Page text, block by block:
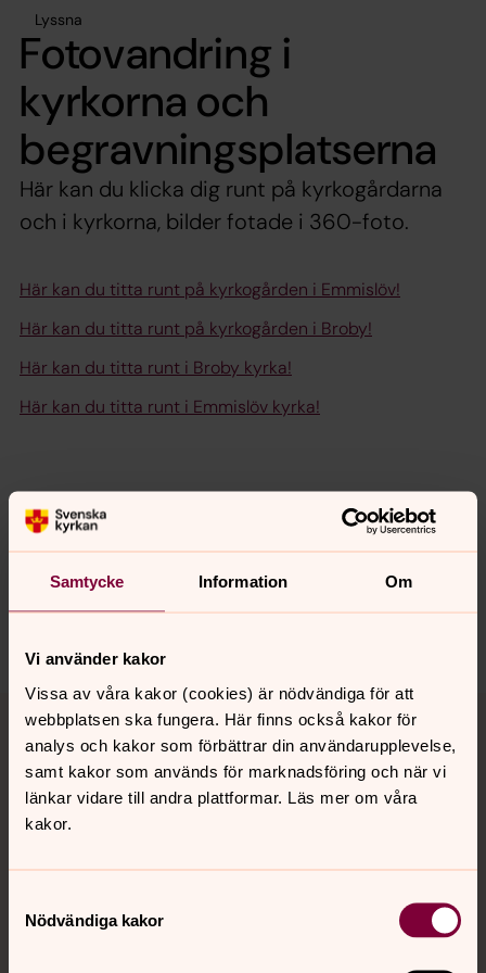
Samtycke Information Om
Vi använder kakor
Vissa av våra kakor (cookies) är nödvändiga för att
webbplatsen ska fungera. Här finns också kakor för
analys och kakor som förbättrar din användarupplevelse,
samt kakor som används för marknadsföring och när vi
länkar vidare till andra plattformar. Läs mer om våra
kakor.
Nödvändiga kakor
Lyssna
Fotovandring i
kyrkorna och
begravningsplatserna
Här kan du klicka dig runt på kyrkogårdarna
och i kyrkorna, bilder fotade i 360-foto.
Här kan du titta runt på kyrkogården i Emmislöv!
Här kan du titta runt på kyrkogården i Broby!
Här kan du titta runt i Broby kyrka!
Här kan du titta runt i Emmislöv kyrka!
Senast ändrad 4 juli 2024
Synpunkter eller frågor på sidans
innehåll?
broby-emmislov.forsamling@svenskakyrkan.se
Tillbaka till toppen
Tillbaka till innehållet
Kontakt